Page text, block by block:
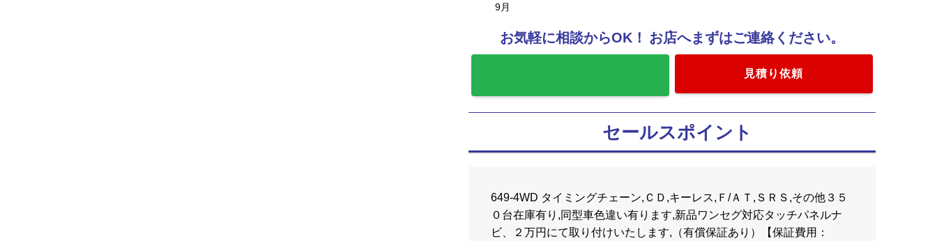
9月
お気軽に相談からOK！ お店へまずはご連絡ください。
見積り依頼
セールスポイント
649-4WD タイミングチェーン,ＣＤ,キーレス,Ｆ/ＡＴ,ＳＲＳ,その他３５
０台在庫有り,同型車色違い有ります,新品ワンセグ対応タッチパネルナ
ビ、２万円にて取り付けいたします,（有償保証あり）【保証費用：